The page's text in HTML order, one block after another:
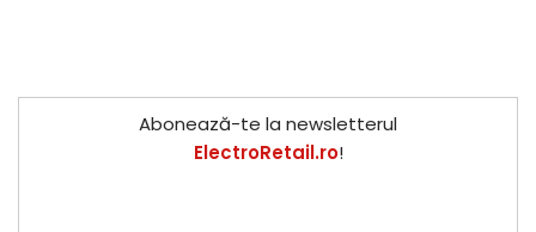
Abonează-te la newsletterul
ElectroRetail.ro!